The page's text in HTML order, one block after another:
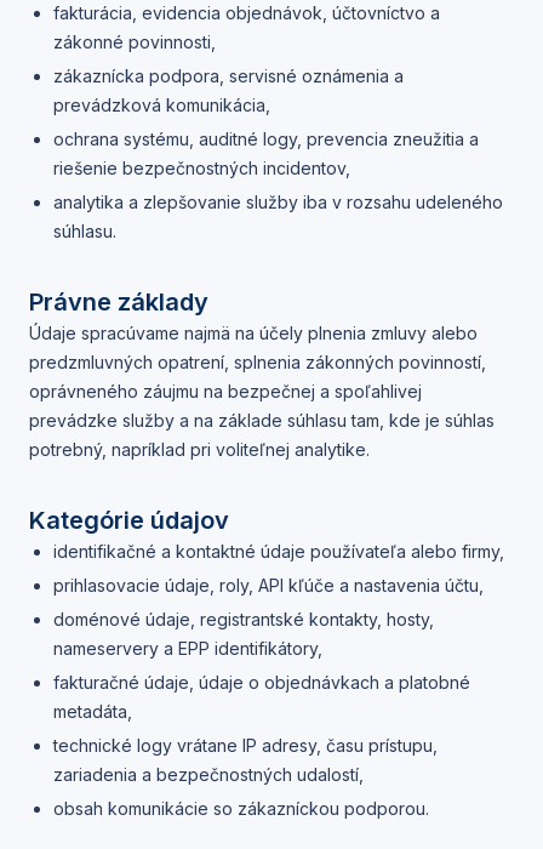
fakturácia, evidencia objednávok, účtovníctvo a
zákonné povinnosti,
zákaznícka podpora, servisné oznámenia a
prevádzková komunikácia,
ochrana systému, auditné logy, prevencia zneužitia a
riešenie bezpečnostných incidentov,
analytika a zlepšovanie služby iba v rozsahu udeleného
súhlasu.
Právne základy
Údaje spracúvame najmä na účely plnenia zmluvy alebo
predzmluvných opatrení, splnenia zákonných povinností,
oprávneného záujmu na bezpečnej a spoľahlivej
prevádzke služby a na základe súhlasu tam, kde je súhlas
potrebný, napríklad pri voliteľnej analytike.
Kategórie údajov
identifikačné a kontaktné údaje používateľa alebo firmy,
prihlasovacie údaje, roly, API kľúče a nastavenia účtu,
doménové údaje, registrantské kontakty, hosty,
nameservery a EPP identifikátory,
fakturačné údaje, údaje o objednávkach a platobné
metadáta,
technické logy vrátane IP adresy, času prístupu,
zariadenia a bezpečnostných udalostí,
obsah komunikácie so zákazníckou podporou.